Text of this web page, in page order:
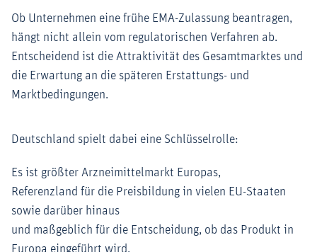
Ob Unternehmen eine frühe EMA-Zulassung beantragen,
hängt nicht allein vom regulatorischen Verfahren ab.
Entscheidend ist die Attraktivität des Gesamtmarktes und
die Erwartung an die späteren Erstattungs- und
Marktbedingungen.
Deutschland spielt dabei eine Schlüsselrolle:
Es ist größter Arzneimittelmarkt Europas,
Referenzland für die Preisbildung in vielen EU-Staaten
sowie darüber hinaus
und maßgeblich für die Entscheidung, ob das Produkt in